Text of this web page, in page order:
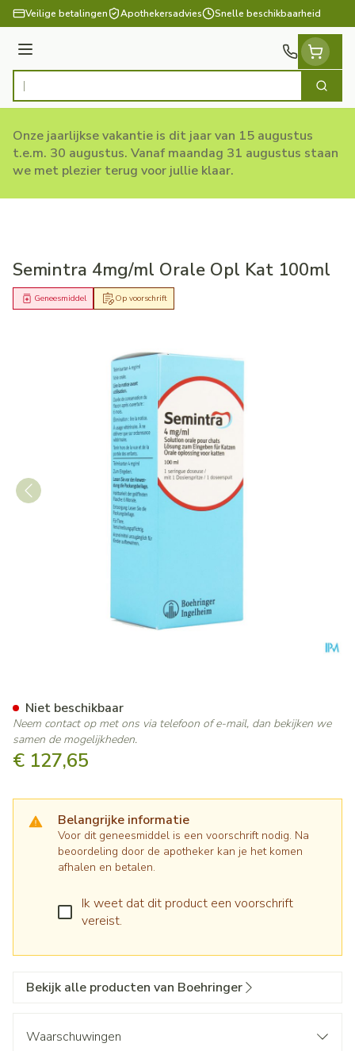
Ga naar de inhoud
Veilige betalingen Apothekersadvies Snelle beschikbaarheid
Menu
Product, merk, categorie... Zoek
Onze jaarlijkse vakantie is dit jaar van 15 augustus
t.e.m. 30 augustus. Vanaf maandag 31 augustus staan
we met plezier terug voor jullie klaar.
Semintra 4mg/ml Orale Opl Kat 100ml
Op voorschrift
Geneesmiddel
€ 127,65
Belangrijke informatie
Voor dit geneesmiddel is een voorschrift nodig. Na
beoordeling door de apotheker kan je het komen
afhalen en betalen.
Ik weet dat dit product een voorschrift
vereist.
Niet beschikbaar
Neem contact op met ons via telefoon of e-mail, dan bekijken we
samen de mogelijkheden.
Bekijk alle producten van Boehringer
Waarschuwingen